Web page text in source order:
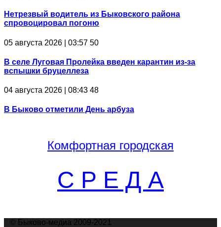
Нетрезвый водитель из Быковского района
спровоцировал погоню
05 августа 2026 | 03:57 50
В селе Луговая Пролейка введен карантин из-за
вспышки бруцеллеза
04 августа 2026 | 08:43 48
В Быково отметили День арбуза
Комфортная городская
С Р Е Д А
© Быково-медиа 2009-2021